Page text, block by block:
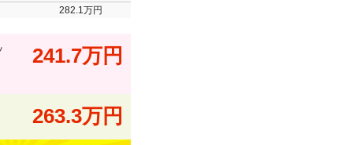
282.1万円
241.7万円
263.3万円